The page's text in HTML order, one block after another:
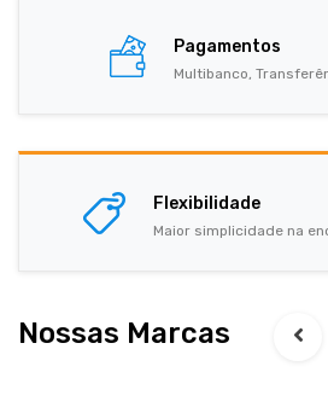
Pagamentos
Multibanco,
Flexibilidade
Maior simplicidade na
Nossas Marcas